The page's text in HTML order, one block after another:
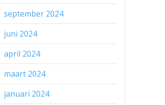
september 2024
juni 2024
april 2024
maart 2024
januari 2024